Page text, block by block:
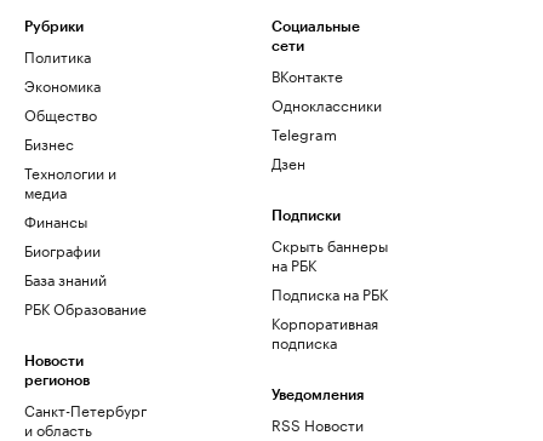
Рубрики
Политика
Экономика
Общество
Бизнес
Технологии и
медиа
Финансы
Биографии
База знаний
РБК Образование
Новости
регионов
Санкт-Петербург
и область
Социальные
сети
ВКонтакте
Одноклассники
Telegram
Дзен
Подписки
Скрыть баннеры
на РБК
Подписка на РБК
Корпоративная
подписка
Уведомления
RSS Новости